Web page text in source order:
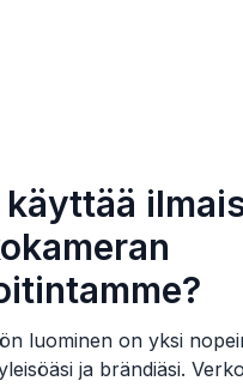
luominen on yksi
ja brändiäsi.